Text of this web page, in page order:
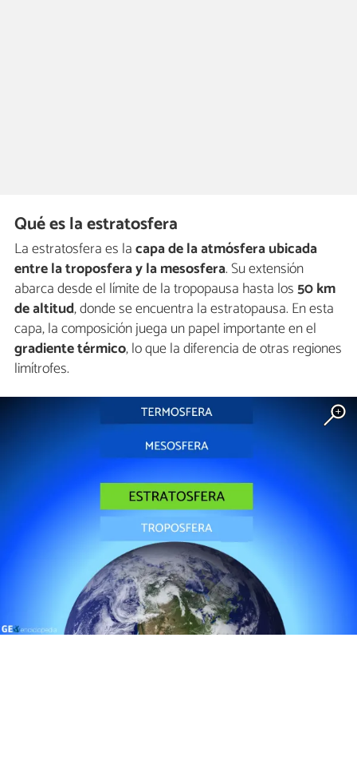
Qué es la estratosfera
La estratosfera es lacapa de la atmósfera ubicada
entre la troposfera y la mesosfera. Su extensión
abarca desde el límite de la tropopausa hasta los50 km
de altitud, donde se encuentra la estratopausa. En esta
capa, la composición juega un papel importante en el
gradiente térmico, lo que la diferencia de otras regiones
limítrofes.